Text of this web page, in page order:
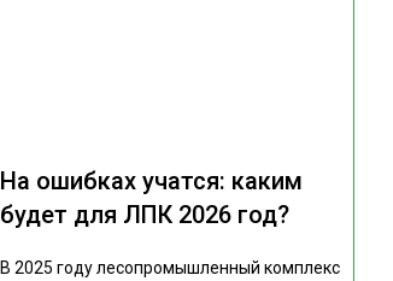
На ошибках учатся: каким
будет для ЛПК 2026 год?
В 2025 году лесопромышленный комплекс